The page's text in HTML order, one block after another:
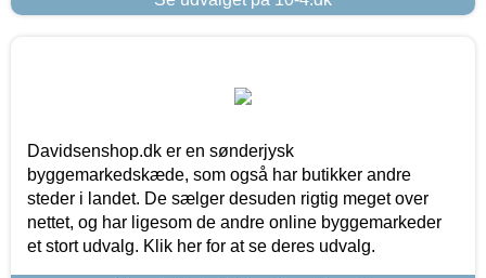
Davidsenshop.dk er en sønderjysk
byggemarkedskæde, som også har butikker andre
steder i landet. De sælger desuden rigtig meget over
nettet, og har ligesom de andre online byggemarkeder
et stort udvalg. Klik her for at se deres udvalg.